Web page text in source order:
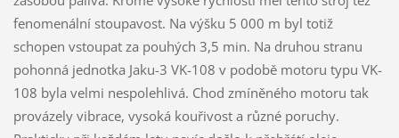
fenomenální stoupavost. Na výšku 5 000 m byl totiž
schopen vstoupat za pouhých 3,5 min. Na druhou stranu
pohonná jednotka Jaku-3 VK-108 v podobě motoru typu VK-
108 byla velmi nespolehlivá. Chod zmíněného motoru tak
provázely vibrace, vysoká kouřivost a různé poruchy.